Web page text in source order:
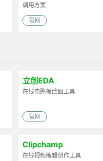
调用方案
官网
立创EDA
在线电路板绘图工具
官网
Clipchamp
在线视频编辑创作工具